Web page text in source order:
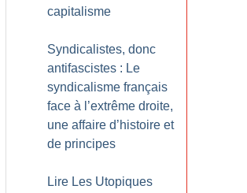
capitalisme
Syndicalistes, donc
antifascistes : Le
syndicalisme français
face à l’extrême droite,
une affaire d’histoire et
de principes
Lire Les Utopiques